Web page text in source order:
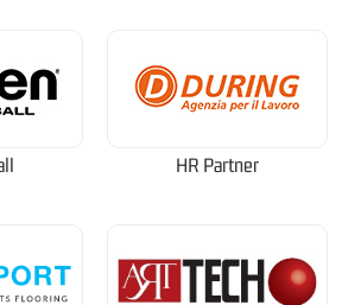
HR Partner